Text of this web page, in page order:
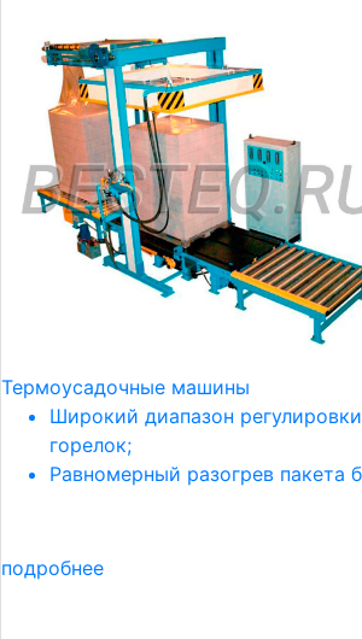
Термоусадочные машины
Широкий диапазон
горелок;
Равномерный разогрев пакета
подробнее